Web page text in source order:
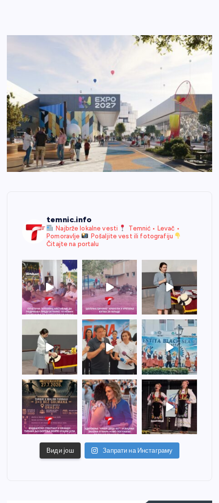
temnic.info
Najbrže lokalne vesti
Temnić • Levač •
Pomoravlje
Pošaljite vest ili fotografiju
Čitajte na portalu
Види још Запрати на Инстаграму